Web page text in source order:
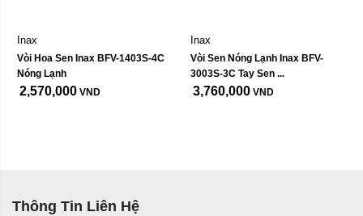
Inax
Vòi Hoa Sen Inax BFV-1403S-4C
Nóng Lạnh
2,570,000 VND
Inax
Vòi Sen Nóng Lạnh Inax BFV-
3003S-3C Tay Sen ...
3,760,000 VND
Thông Tin Liên Hệ